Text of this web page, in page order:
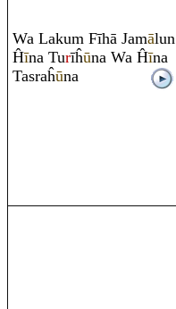
Wa Lakum Fīhā Jamālun
Ĥīna Turīĥūna Wa Ĥīna
Tasraĥūna